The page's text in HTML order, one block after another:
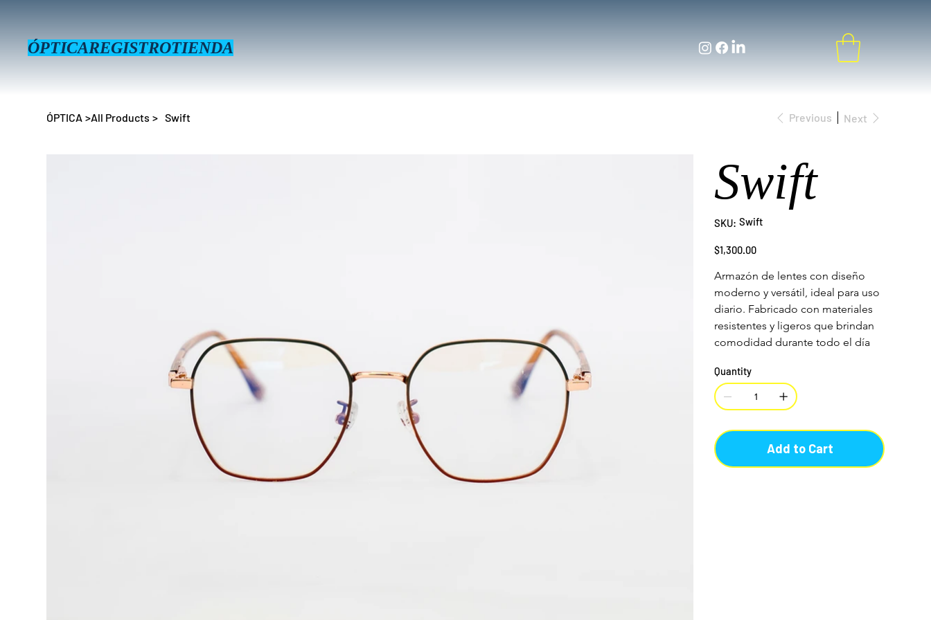
ÓPTICAREGISTROTIENDA
ÓPTICA >All Products > Swift Previous Next
Swift
SKU: SKU
Swift
Swift
Price
$1,300.00
Armazón de lentes con diseño
moderno y versátil, ideal para uso
diario. Fabricado con materiales
resistentes y ligeros que brindan
comodidad durante todo el día
Quantity
Add to Cart